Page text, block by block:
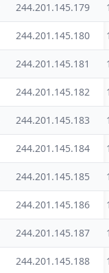
244.201.145.179
244.201.145.180
244.201.145.181
244.201.145.182
244.201.145.183
244.201.145.184
244.201.145.185
244.201.145.186
244.201.145.187
244.201.145.188